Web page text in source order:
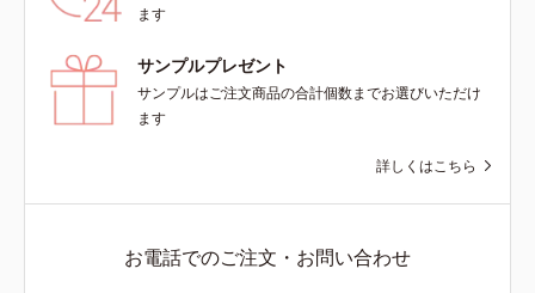
ます
サンプルプレゼント
サンプルはご注文商品の合計個数までお選びいただけ
ます
詳しくはこちら
お電話でのご注文・お問い合わせ